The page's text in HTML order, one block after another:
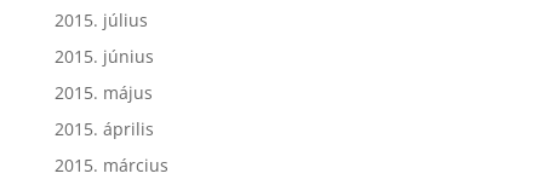
2015. július
2015. június
2015. május
2015. április
2015. március